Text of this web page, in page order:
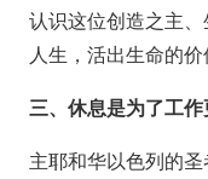
认识这位创造之主
人生，活出生命的价
三、休息是为了工作
主耶和华以色列的